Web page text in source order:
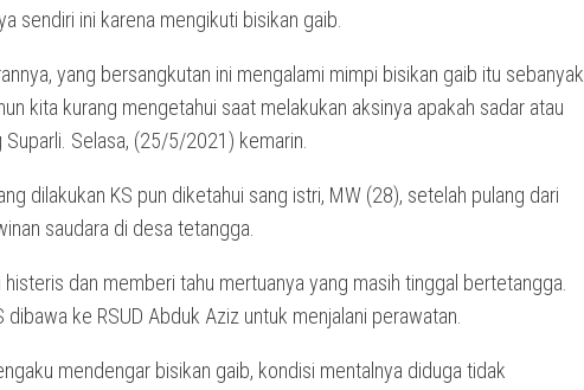
sendiri ini karena mengikuti bisikan gaib.
yang bersangkutan ini mengalami mimpi bisikan gaib itu sebanyak
kita kurang mengetahui saat melakukan aksinya apakah sadar atau
Suparli. Selasa, (25/5/2021) kemarin.
dilakukan KS pun diketahui sang istri, MW (28), setelah pulang dari
saudara di desa tetangga.
histeris dan memberi tahu mertuanya yang masih tinggal bertetangga.
dibawa ke RSUD Abduk Aziz untuk menjalani perawatan.
mendengar bisikan gaib, kondisi mentalnya diduga tidak